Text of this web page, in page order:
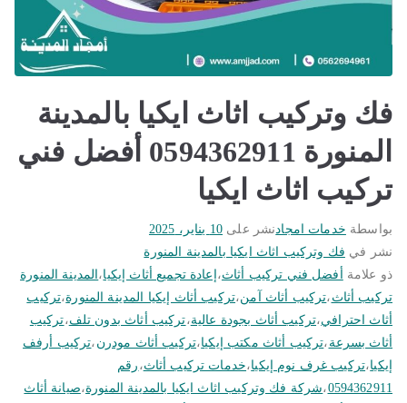
فك وتركيب اثاث ايكيا بالمدينة
المنورة 0594362911 أفضل فني
تركيب اثاث ايكيا
بواسطة خدمات امجادنشر على 10 يناير، 2025
نشر في فك وتركيب اثاث ايكيا بالمدينة المنورة
ذو علامة
أفضل فني تركيب أثاث، إعادة تجميع أثاث إيكيا، المدينة المنورة
تركيب أثاث ،تركيب أثاث آمن،تركيب أثاث إيكيا المدينة المنورة،تركيب
أثاث احترافي،تركيب أثاث بجودة عالية،تركيب أثاث بدون تلف،تركيب
أثاث بسرعة ،تركيب أثاث مكتب إيكيا،تركيب أثاث مودرن ،تركيب أرفف
إيكيا،تركيب غرف نوم إيكيا،خدمات تركيب أثاث، رقم
0594362911،شركة فك وتركيب اثاث ايكيا بالمدينة المنورة،صيانة أثاث